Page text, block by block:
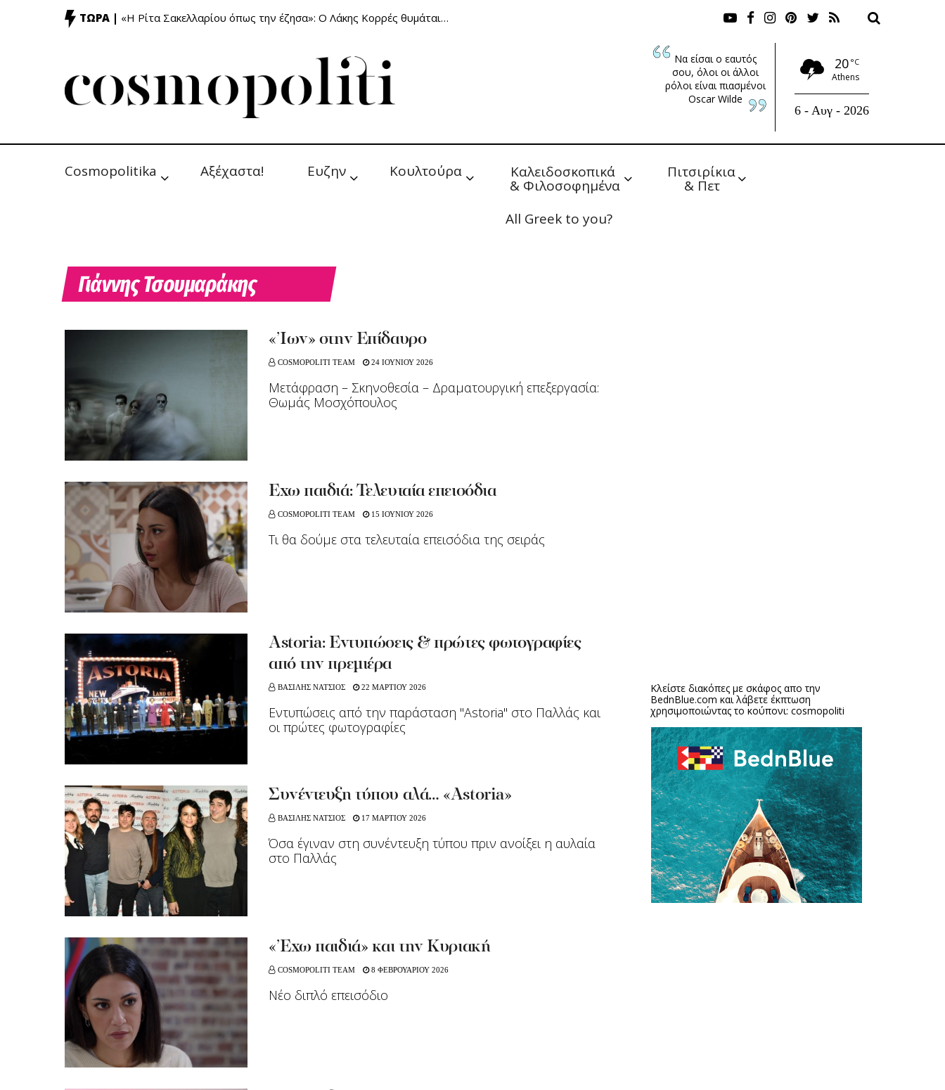
ΤΩΡΑ | «Η Ρίτα Σακελλαρίου όπως την έζησα»: Ο Λάκης Κορρές θυμάται…
Να είσαι ο εαυτός
σου, όλοι οι άλλοι
ρόλοι είναι πιασμένοι
Oscar Wilde
20 °C
Athens
6 - Αυγ - 2026
Cosmopolitika Αξέχαστα! Ευζην Κουλτούρα Καλειδοσκοπικά
& Φιλοσοφημένα
Πιτσιρίκια
& Πετ
All Greek to you?
Γιάννης Τσουμαράκης
«’Ιων» στην Επίδαυρο
COSMOPOLITI TEAM 24 ΙΟΥΝΙΟΥ 2026
Μετάφραση – Σκηνοθεσία – Δραματουργική επεξεργασία:
Θωμάς Μοσχόπουλος
Έχω παιδιά: Τελευταία επεισόδια
COSMOPOLITI TEAM 15 ΙΟΥΝΙΟΥ 2026
Τι θα δούμε στα τελευταία επεισόδια της σειράς
Αstoria: Εντυπώσεις & πρώτες φωτογραφίες
από την πρεμιέρα
ΒΑΣΙΛΗΣ ΝΑΤΣΙΟΣ 22 ΜΑΡΤΙΟΥ 2026
Εντυπώσεις από την παράσταση "Αstoria" στο Παλλάς και
οι πρώτες φωτογραφίες
Συνέντευξη τύπου αλά… «Astoria»
ΒΑΣΙΛΗΣ ΝΑΤΣΙΟΣ 17 ΜΑΡΤΙΟΥ 2026
Όσα έγιναν στη συνέντευξη τύπου πριν ανοίξει η αυλαία
στο Παλλάς
«’Εχω παιδιά» και την Κυριακή
COSMOPOLITI TEAM 8 ΦΕΒΡΟΥΑΡΙΟΥ 2026
Νέο διπλό επεισόδιο
Κλείστε διακόπες με σκάφος απο την
BednBlue.com και λάβετε έκπτωση
χρησιμοποιώντας το κούπονι: cosmopoliti